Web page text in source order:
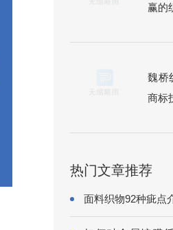
赢的
魏桥
商标
热门文章推荐
面料织物92种疵点